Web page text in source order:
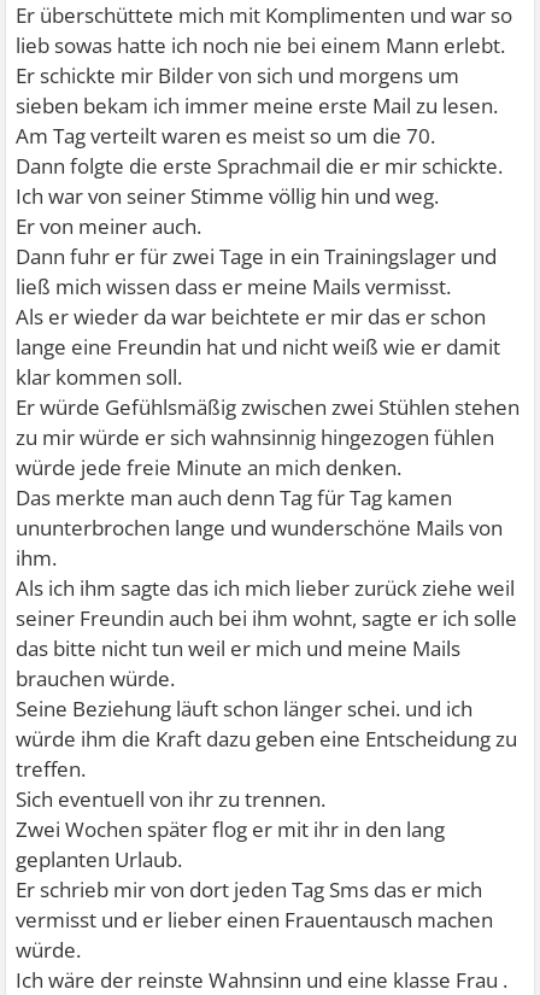
Er überschüttete mich mit Komplimenten und war so
lieb sowas hatte ich noch nie bei einem Mann erlebt.
Er schickte mir Bilder von sich und morgens um
sieben bekam ich immer meine erste Mail zu lesen.
Am Tag verteilt waren es meist so um die 70.
Dann folgte die erste Sprachmail die er mir schickte.
Ich war von seiner Stimme völlig hin und weg.
Er von meiner auch.
Dann fuhr er für zwei Tage in ein Trainingslager und
ließ mich wissen dass er meine Mails vermisst.
Als er wieder da war beichtete er mir das er schon
lange eine Freundin hat und nicht weiß wie er damit
klar kommen soll.
Er würde Gefühlsmäßig zwischen zwei Stühlen stehen
zu mir würde er sich wahnsinnig hingezogen fühlen
würde jede freie Minute an mich denken.
Das merkte man auch denn Tag für Tag kamen
ununterbrochen lange und wunderschöne Mails von
ihm.
Als ich ihm sagte das ich mich lieber zurück ziehe weil
seiner Freundin auch bei ihm wohnt, sagte er ich solle
das bitte nicht tun weil er mich und meine Mails
brauchen würde.
Seine Beziehung läuft schon länger schei. und ich
würde ihm die Kraft dazu geben eine Entscheidung zu
treffen.
Sich eventuell von ihr zu trennen.
Zwei Wochen später flog er mit ihr in den lang
geplanten Urlaub.
Er schrieb mir von dort jeden Tag Sms das er mich
vermisst und er lieber einen Frauentausch machen
würde.
Ich wäre der reinste Wahnsinn und eine klasse Frau .